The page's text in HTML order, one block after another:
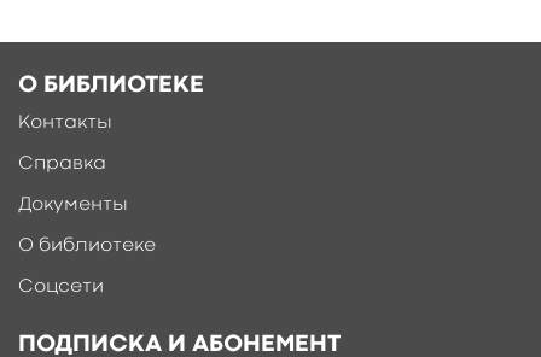
О БИБЛИОТЕКЕ
Контакты
Справка
Документы
О библиотеке
Соцсети
ПОДПИСКА И АБОНЕМЕНТ